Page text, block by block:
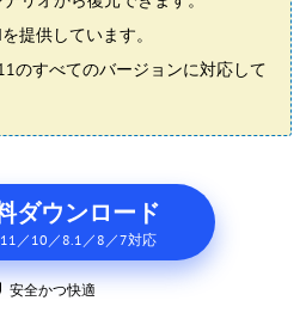
提供しています。
のすべてのバージョンに対応して
ダウンロード
／10／8.1／8／7対応
安全かつ快適